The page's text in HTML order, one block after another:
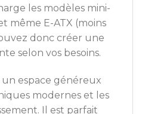
les modèles mini-
même E-ATX (moins
donc créer une
selon vos besoins.
espace généreux
modernes et les
Il est parfait